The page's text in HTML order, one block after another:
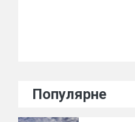
Популярне